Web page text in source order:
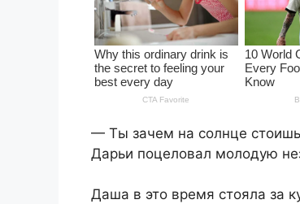
— Ты зачем на солнце
Дарьи поцеловал молодую
Даша в это время стояла за